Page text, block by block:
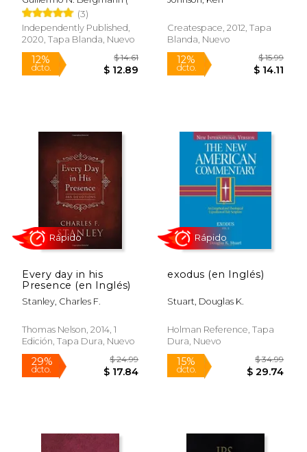
Rápido
12%
dcto.
(3)
Independently Published,
2020, Tapa Blanda, Nuevo
Createspace, 2012, Tapa
Blanda, Nuevo
Every day in his
Presence (en Inglés)
Stanley, Charles F.
Thomas Nelson, 2014, 1
Edición, Tapa Dura, Nuevo
exodus (en Inglés)
Stuart, Douglas K.
Holman Reference, Tapa
Dura, Nuevo